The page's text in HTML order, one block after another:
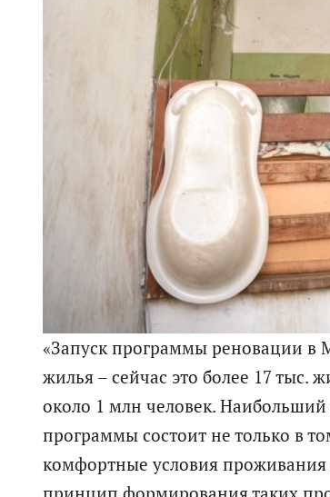
«Запуск программы реновации в
жилья – сейчас это более 17 тыс.
около 1 млн человек.
программы состоит не только в
комфортные условия проживания